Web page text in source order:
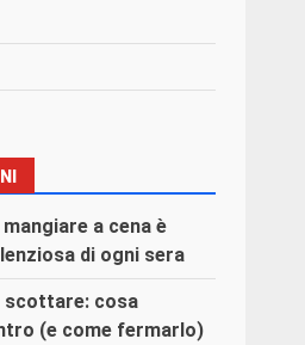
a cena è
di ogni sera
scottare: cosa
(e come fermarlo)